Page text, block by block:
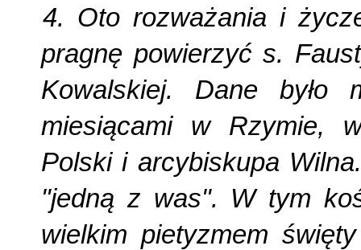
4. Oto rozważania i
pragnę powierzyć s.
Kowalskiej. Dane było
miesiącami w Rzymie,
Polski i arcybiskupa
"jedną z was". W tym
wielkim pietyzmem